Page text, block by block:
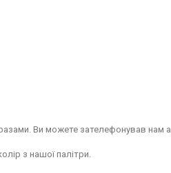
Ви можете зателефонував
з нашої палітри.